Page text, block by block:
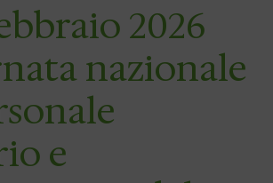
2026
nazionale
e